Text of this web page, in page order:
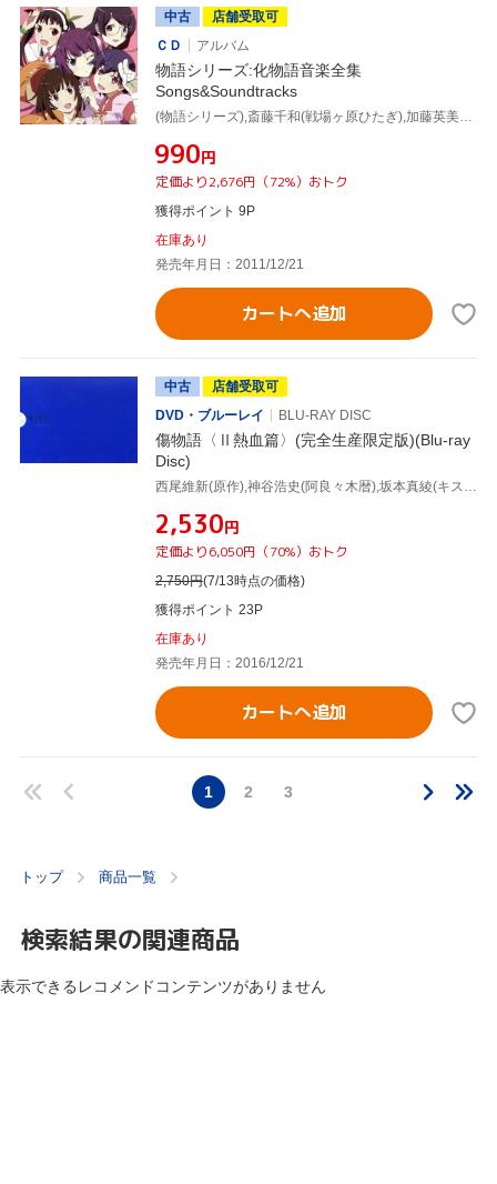
中古
店舗受取可
ＣＤ
アルバム
物語シリーズ:化物語音楽全集
Songs&Soundtracks
(物語シリーズ),斎藤千和(戦場ヶ原ひたぎ),加藤英美里(八九寺真宵),沢城みゆき(神原駿河),花澤香菜(千石撫子),堀江由衣(羽川翼),supercell
¥990円
定価より2,676円（72%）おトク
獲得ポイント 9P
在庫あり
発売年月日：2011/12/21
カートへ追加
中古
店舗受取可
DVD・ブルーレイ
BLU-RAY DISC
傷物語〈Ⅱ熱血篇〉(完全生産限定版)(Blu-ray
Disc)
西尾維新(原作),神谷浩史(阿良々木暦),坂本真綾(キスショット・アセロラオリオン・ハートアンダーブレード),堀江由衣(羽川翼),渡辺明夫(キャラクターデザイン),守岡英行(キャラクターデザイン),神前暁(音楽)
¥2,530円
定価より6,050円（70%）おトク
2,750円(7/13時点の価格)
獲得ポイント 23P
在庫あり
発売年月日：2016/12/21
カートへ追加
1 2 3
トップ 商品一覧
検索結果の関連商品
表示できるレコメンドコンテンツがありません